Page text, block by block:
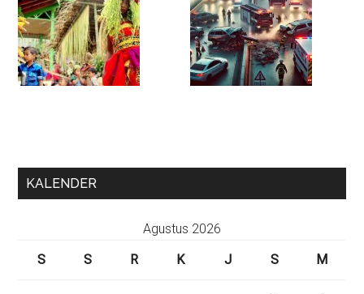
KALENDER
Agustus 2026
S
S R K J S M